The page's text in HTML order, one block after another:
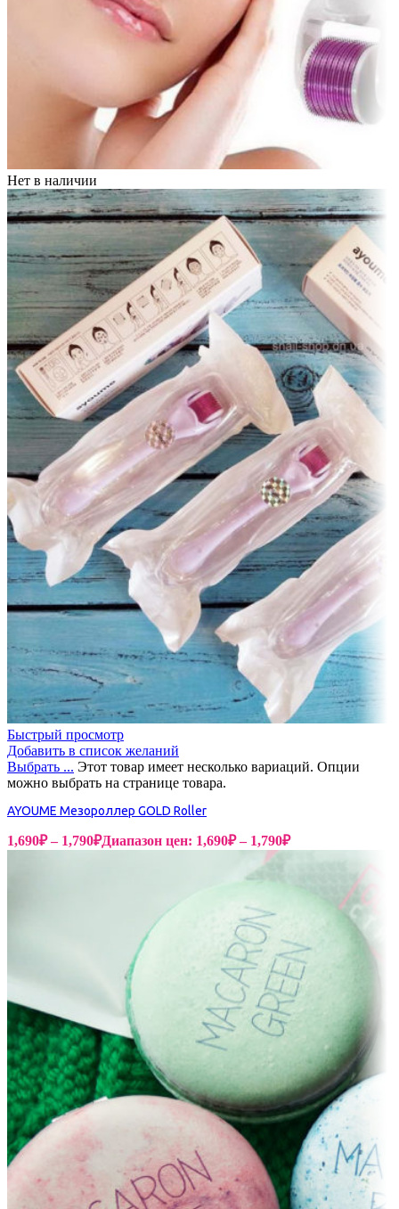
Нет в наличии
Быстрый просмотр
Добавить в список желаний
Выбрать ... Этот товар имеет несколько вариаций. Опции
можно выбрать на странице товара.
AYOUME Мезороллер GOLD Roller
1,690₽ – 1,790₽Диапазон цен: 1,690₽ – 1,790₽